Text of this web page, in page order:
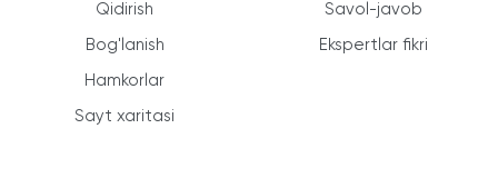
Qidirish
Bog'lanish
Hamkorlar
Sayt xaritasi
Savol-javob
Ekspertlar fikri